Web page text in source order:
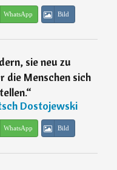
WhatsApp Bild
sie neu zu
die Menschen sich
“
Dostojewski
WhatsApp Bild